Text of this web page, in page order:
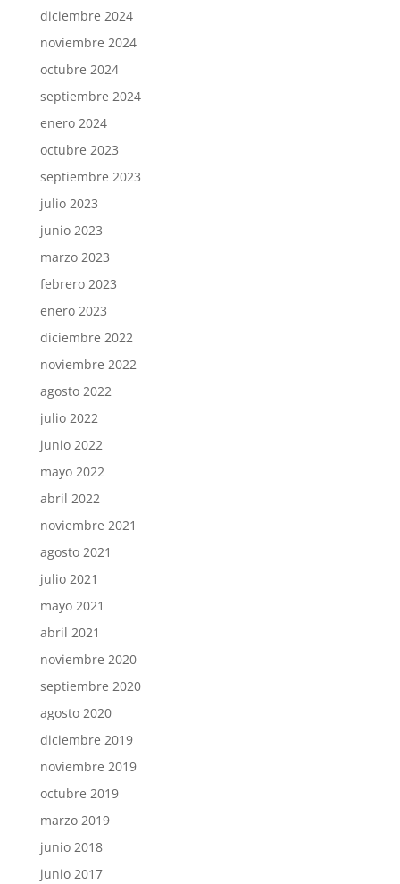
diciembre 2024
noviembre 2024
octubre 2024
septiembre 2024
enero 2024
octubre 2023
septiembre 2023
julio 2023
junio 2023
marzo 2023
febrero 2023
enero 2023
diciembre 2022
noviembre 2022
agosto 2022
julio 2022
junio 2022
mayo 2022
abril 2022
noviembre 2021
agosto 2021
julio 2021
mayo 2021
abril 2021
noviembre 2020
septiembre 2020
agosto 2020
diciembre 2019
noviembre 2019
octubre 2019
marzo 2019
junio 2018
junio 2017